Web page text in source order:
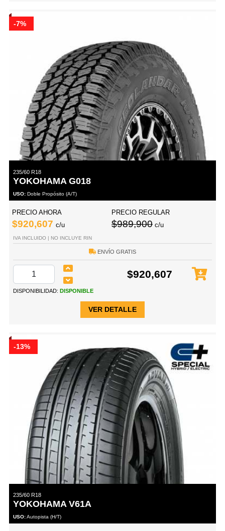
-7%
235/60 R18
YOKOHAMA G018
USO: Doble Propósito (A/T)
PRECIO AHORA
$920,607 c/u
PRECIO REGULAR
$989,900 c/u
IVA INCLUIDO | NO INCLUYE RIN
ENVÍO GRATIS
$920,607
DISPONIBILIDAD: DISPONIBLE
VER DETALLE
-13%
235/60 R18
YOKOHAMA V61A
USO:Autopista (H/T)